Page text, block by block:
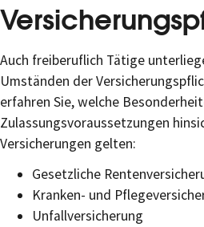
Auch freiberuflich Tätige
Umständen der
erfahren Sie, welche
Zulassungsvoraussetzungen
Versicherungen gelten:
Gesetzliche
Kranken- und
Unfallversicherung